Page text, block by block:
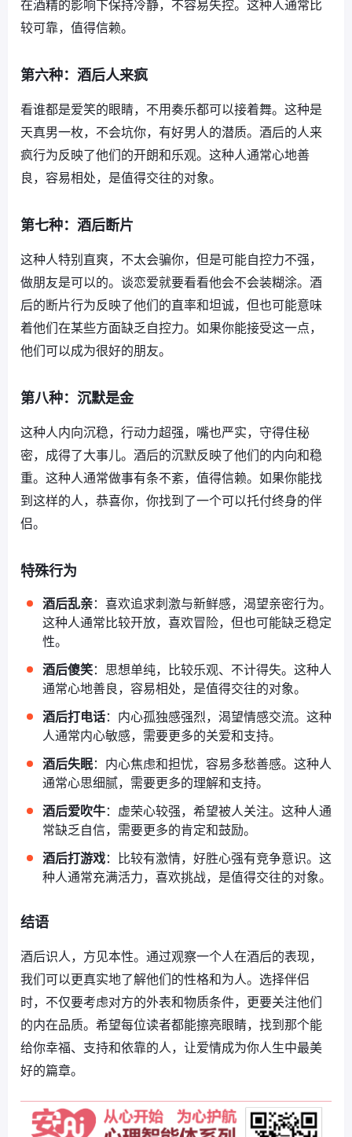
在酒精的影响下保持冷静，不容易失控。这种人通常比
较可靠，值得信赖。
第六种：酒后人来疯
看谁都是爱笑的眼睛，不用奏乐都可以接着舞。这种是
天真男一枚，不会坑你，有好男人的潜质。酒后的人来
疯行为反映了他们的开朗和乐观。这种人通常心地善
良，容易相处，是值得交往的对象。
第七种：酒后断片
这种人特别直爽，不太会骗你，但是可能自控力不强，
做朋友是可以的。谈恋爱就要看看他会不会装糊涂。酒
后的断片行为反映了他们的直率和坦诚，但也可能意味
着他们在某些方面缺乏自控力。如果你能接受这一点，
他们可以成为很好的朋友。
第八种：沉默是金
这种人内向沉稳，行动力超强，嘴也严实，守得住秘
密，成得了大事儿。酒后的沉默反映了他们的内向和稳
重。这种人通常做事有条不紊，值得信赖。如果你能找
到这样的人，恭喜你，你找到了一个可以托付终身的伴
侣。
特殊行为
酒后乱亲：喜欢追求刺激与新鲜感，渴望亲密行为。
这种人通常比较开放，喜欢冒险，但也可能缺乏稳定
性。
酒后傻笑：思想单纯，比较乐观、不计得失。这种人
通常心地善良，容易相处，是值得交往的对象。
酒后打电话：内心孤独感强烈，渴望情感交流。这种
人通常内心敏感，需要更多的关爱和支持。
酒后失眠：内心焦虑和担忧，容易多愁善感。这种人
通常心思细腻，需要更多的理解和支持。
酒后爱吹牛：虚荣心较强，希望被人关注。这种人通
常缺乏自信，需要更多的肯定和鼓励。
酒后打游戏：比较有激情，好胜心强有竞争意识。这
种人通常充满活力，喜欢挑战，是值得交往的对象。
结语
酒后识人，方见本性。通过观察一个人在酒后的表现，
我们可以更真实地了解他们的性格和为人。选择伴侣
时，不仅要考虑对方的外表和物质条件，更要关注他们
的内在品质。希望每位读者都能擦亮眼睛，找到那个能
给你幸福、支持和依靠的人，让爱情成为你人生中最美
好的篇章。